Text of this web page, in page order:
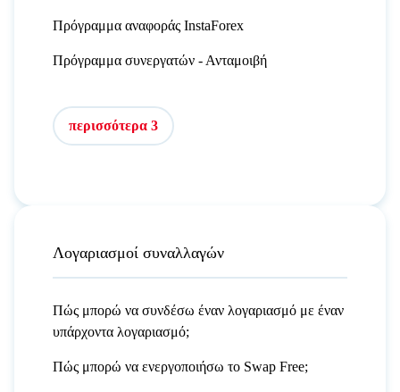
Πρόγραμμα αναφοράς InstaForex
Πρόγραμμα συνεργατών - Ανταμοιβή
περισσότερα 3
Λογαριασμοί συναλλαγών
Πώς μπορώ να συνδέσω έναν λογαριασμό με έναν
υπάρχοντα λογαριασμό;
Πώς μπορώ να ενεργοποιήσω το Swap Free;